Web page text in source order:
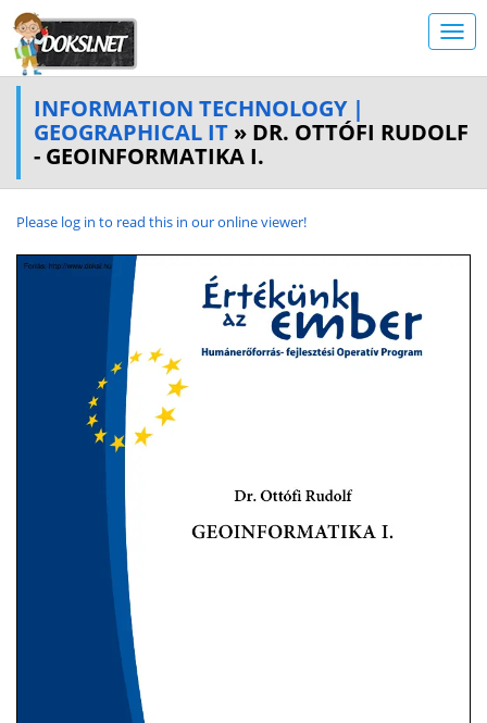
INFORMATION TECHNOLOGY |
GEOGRAPHICAL IT » DR. OTTÓFI RUDOLF
- GEOINFORMATIKA I.
Please log in to read this in our online viewer!